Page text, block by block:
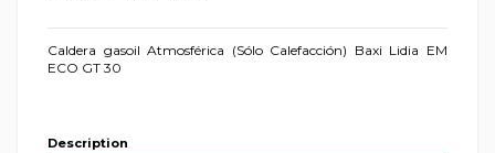
Caldera gasoil Atmosférica (Sólo Calefacción) Baxi Lidia EM
ECO GT 30
Description